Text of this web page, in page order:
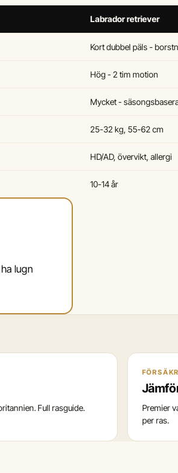
Labrador retriever
Kort dubbel päls -
Hög - 2 tim motion
Mycket -
25-32 kg, 55-62 cm
HD/AD, övervikt, allergi
10-14 år
lugn
Full rasguide.
Premier
per ras.